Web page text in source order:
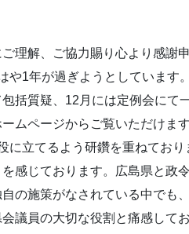
理解、ご協力賜り心より感謝申
や1年が過ぎようとしています
括質疑、12月には定例会にて
ムページからご覧いただけます
立てるよう研鑽を重ねてお
感じております。広島県と政
の施策がなされている中でも
議員の大切な役割と痛感して